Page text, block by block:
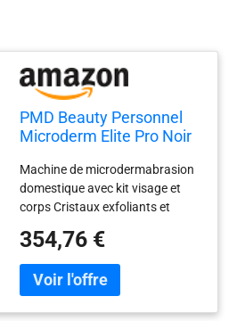
PMD Beauty Personnel
Microderm Elite Pro Noir
Machine de microdermabrasion
domestique avec kit visage et
corps Cristaux exfoliants et
peau fraîche et radieuse durable
produit de haute qualité Poids
du colis: 0.65 kilograms
354,76 €